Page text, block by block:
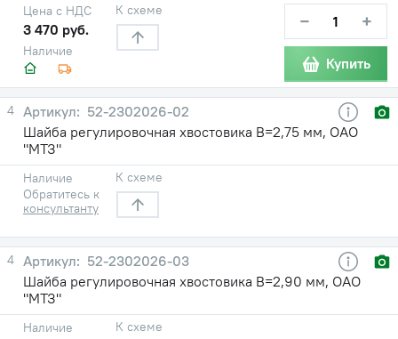
Наличие
Цена с НДС
3 470 руб.
К схеме − +
Купить
4
52-2302026-02
Шайба регулировочная хвостовика В=2,75 мм, ОАО
"МТЗ"
Наличие
Обратитесь к
консультанту
К схеме
4
52-2302026-03
Шайба регулировочная хвостовика В=2,90 мм, ОАО
"МТЗ"
Наличие
К схеме